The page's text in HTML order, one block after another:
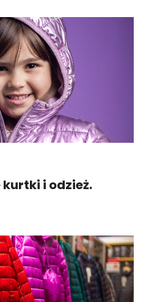
i odzież.